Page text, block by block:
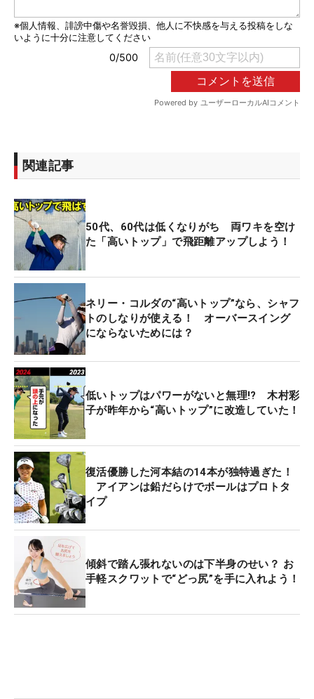
関連記事
50代、60代は低くなりがち 両ワキを空け
た「高いトップ」で飛距離アップしよう！
ネリー・コルダの“高いトップ”なら、シャフ
トのしなりが使える！ オーバースイング
にならないためには？
低いトップはパワーがないと無理!? 木村彩
子が昨年から“高いトップ”に改造していた！
復活優勝した河本結の14本が独特過ぎた！
アイアンは鉛だらけでボールはプロトタ
イプ
傾斜で踏ん張れないのは下半身のせい？ お
手軽スクワットで“どっ尻”を手に入れよう！